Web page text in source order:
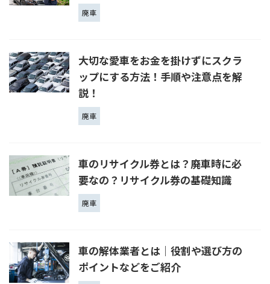
廃車
大切な愛車をお金を掛けずにスクラ
ップにする方法！手順や注意点を解
説！
廃車
車のリサイクル券とは？廃車時に必
要なの？リサイクル券の基礎知識
廃車
車の解体業者とは｜役割や選び方の
ポイントなどをご紹介